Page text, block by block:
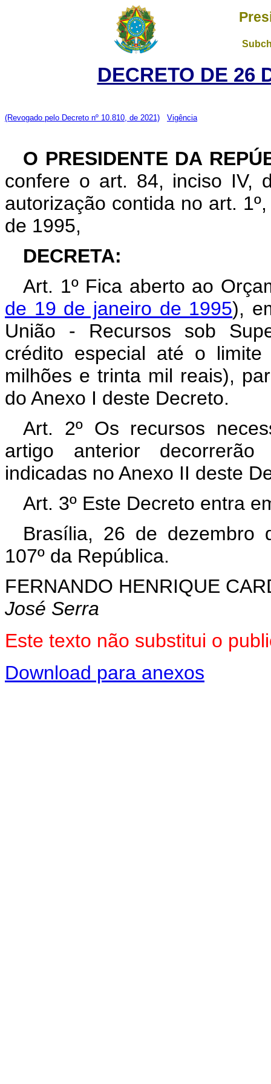
DECRETO DE 26
(Revogado pelo Decreto nº 10.810, de 2021) Vigência
O PRESIDENTE DA
confere o art. 84, inciso IV,
autorização contida no art.
de 1995,
DECRETA:
Art. 1º Fica aberto ao
de 19 de janeiro de 1995),
União - Recursos sob
crédito especial até o
milhões e trinta mil reais),
do Anexo I deste Decreto.
Art. 2º Os recursos
artigo anterior
indicadas no Anexo II deste
Art. 3º Este Decreto entra
Brasília, 26 de dezembro
107º da República.
FERNANDO HENRIQUE
José Serra
Este texto não substitui o
Download para anexos